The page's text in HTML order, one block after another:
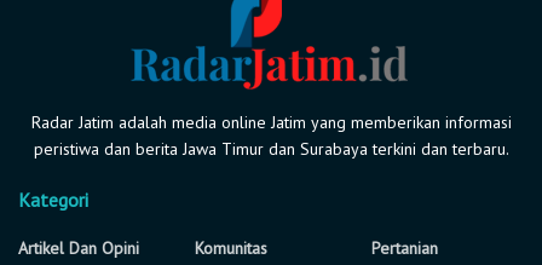
Radar Jatim adalah media online Jatim yang memberikan informasi
peristiwa dan berita Jawa Timur dan Surabaya terkini dan terbaru.
Kategori
Artikel Dan Opini
Komunitas
Pertanian